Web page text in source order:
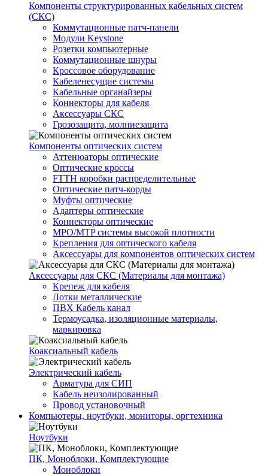
Компоненты структурированных кабельных систем
(СКС)
Коммутационные патч-панели
Модули Keystone
Розетки компьютерные
Коммутационные шнуры
Кроссовое оборудование
Кабеленесущие системы
Кабельные органайзеры
Коннекторы для кабеля
Аксессуары СКС
Грозозащита, молниезащита
Компоненты оптических систем
Аттенюаторы оптические
Оптические кроссы
FTTH коробки распределительные
Оптические патч-корды
Муфты оптические
Адаптеры оптические
Коннекторы оптические
MPO/MTP системы высокой плотности
Крепления для оптического кабеля
Аксессуары для компонентов оптических систем
Аксессуары для СКС (Материалы для монтажа)
Крепеж для кабеля
Лотки металлические
ПВХ Кабель канал
Термоусадка, изоляционные материалы,
маркировка
Коаксиальный кабель
Электрический кабель
Арматура для СИП
Кабель неизолированный
Провод установочный
Компьютеры, ноутбуки, мониторы, оргтехника
Ноутбуки
ПК, Моноблоки, Комплектующие
Моноблоки